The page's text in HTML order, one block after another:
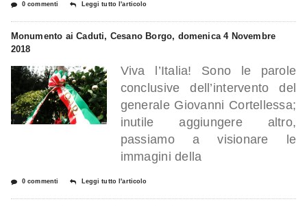
0 commenti Leggi tutto l'articolo
Monumento ai Caduti, Cesano Borgo, domenica 4 Novembre
2018
Viva l’Italia! Sono le parole
conclusive dell’intervento del
generale Giovanni Cortellessa;
inutile aggiungere altro,
passiamo a visionare le
immagini della
0 commenti Leggi tutto l'articolo